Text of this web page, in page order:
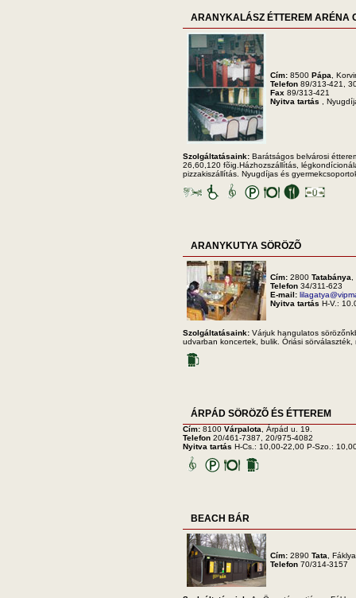
ARANYKALÁSZ ÉTTEREM ARÉNA
Cím: 8500 Pápa,
Telefon 89/313-421,
Fax 89/313-421
Nyitva tartás ,
Szolgáltatásaink: Barátságos belvárosi
26,60,120 fõig.Házhozszállítás,
pizzakiszállítás. Nyugdíjas és
ARANYKUTYA SÖRÖZÕ
Cím: 2800 Tatabánya,
Telefon 34/311-623
E-mail:
Nyitva tartás H-V.:
Szolgáltatásaink: Várjuk hangulatos
udvarban koncertek, bulik. Óriási sörválaszték,
ÁRPÁD SÖRÖZÕ ÉS ÉTTEREM
Cím: 8100 Várpalota, Árpád u. 19.
Telefon 20/461-7387, 20/975-4082
Nyitva tartás H-Cs.: 10,00-22,00 P-Szo.:
BEACH BÁR
Cím: 2890 Tata,
Telefon 70/314-3157